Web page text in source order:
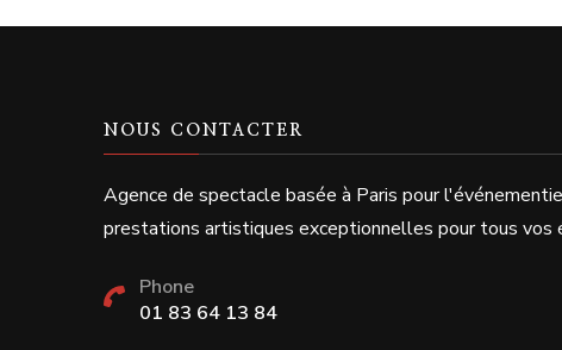
NOUS CONTACTER
Agence de spectacle basée à Paris pour
prestations artistiques exceptionnelles pour tous vos
Phone
01 83 64 13 84